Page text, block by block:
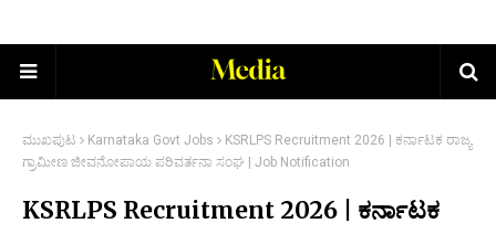
ಮುಖಪುಟ Karnataka Govt Jobs
KSRLPS Recruitment 2026 | ಕರ್ನಾಟಕ ರಾಜ್ಯ
ಗ್ರಾಮೀಣ ಜೀವನೋಪಾಯ ಪರಿವರ್ತನಾ ಸಂಘ | Job Notification
KSRLPS Recruitment 2026 | ಕರ್ನಾಟಕ